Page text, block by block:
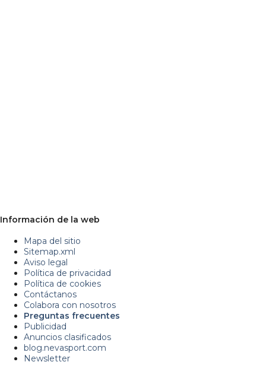
Información de la web
Mapa del sitio
Sitemap.xml
Aviso legal
Política de privacidad
Política de cookies
Contáctanos
Colabora con nosotros
Preguntas frecuentes
Publicidad
Anuncios clasificados
blog.nevasport.com
Newsletter